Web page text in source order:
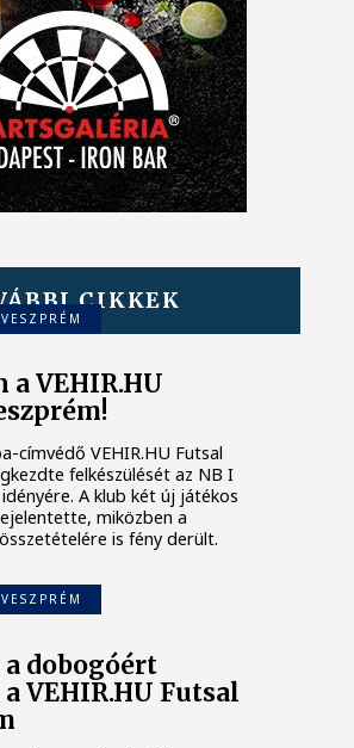
CIKKEK
a VEHIR.HU
címvédő VEHIR.HU Futsal
felkészülését az NB I
A klub két új játékos
miközben a
is fény derült.
a dobogóért
VEHIR.HU Futsal